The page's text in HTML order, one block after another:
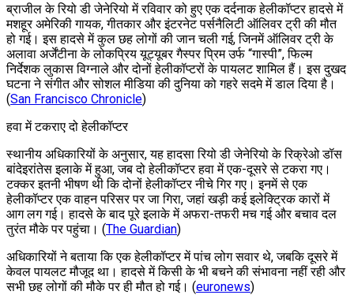
ब्राजील के रियो डी जेनेरियो में रविवार को हुए एक दर्दनाक हेलीकॉप्टर हादसे में
मशहूर अमेरिकी गायक, गीतकार और इंटरनेट पर्सनैलिटी ऑलिवर ट्री की मौत
हो गई। इस हादसे में कुल छह लोगों की जान चली गई, जिनमें ऑलिवर ट्री के
अलावा अर्जेंटीना के लोकप्रिय यूट्यूबर गैस्पर प्रिम उर्फ “गास्पी”, फिल्म
निर्देशक लुकास विग्नाले और दोनों हेलीकॉप्टरों के पायलट शामिल हैं। इस दुखद
घटना ने संगीत और सोशल मीडिया की दुनिया को गहरे सदमे में डाल दिया है।
(San Francisco Chronicle)
हवा में टकराए दो हेलीकॉप्टर
स्थानीय अधिकारियों के अनुसार, यह हादसा रियो डी जेनेरियो के रिक्रेओ डॉस
बांदेइरांतेस इलाके में हुआ, जब दो हेलीकॉप्टर हवा में एक-दूसरे से टकरा गए।
टक्कर इतनी भीषण थी कि दोनों हेलीकॉप्टर नीचे गिर गए। इनमें से एक
हेलीकॉप्टर एक वाहन परिसर पर जा गिरा, जहां खड़ी कई इलेक्ट्रिक कारों में
आग लग गई। हादसे के बाद पूरे इलाके में अफरा-तफरी मच गई और बचाव दल
तुरंत मौके पर पहुंचा। (The Guardian)
अधिकारियों ने बताया कि एक हेलीकॉप्टर में पांच लोग सवार थे, जबकि दूसरे में
केवल पायलट मौजूद था। हादसे में किसी के भी बचने की संभावना नहीं रही और
सभी छह लोगों की मौके पर ही मौत हो गई। (euronews)